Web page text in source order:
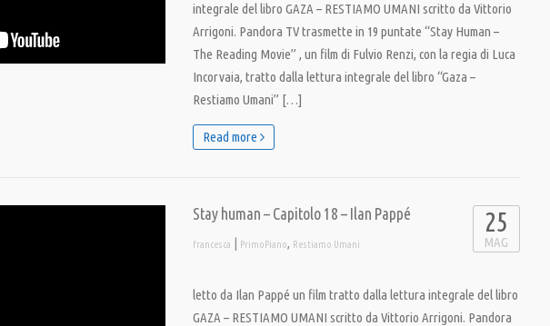
integrale del libro GAZA – RESTIAMO UMANI scritto da Vittorio
Arrigoni. Pandora TV trasmette in 19 puntate “Stay Human –
The Reading Movie” , un film di Fulvio Renzi, con la regia di Luca
Incorvaia, tratto dalla lettura integrale del libro “Gaza –
Restiamo Umani” […]
Read more
Stay human – Capitolo 18 – Ilan Pappé
francesca | PrimoPiano, Restiamo Umani
25
MAG
letto da Ilan Pappé un film tratto dalla lettura integrale del libro
GAZA – RESTIAMO UMANI scritto da Vittorio Arrigoni. Pandora